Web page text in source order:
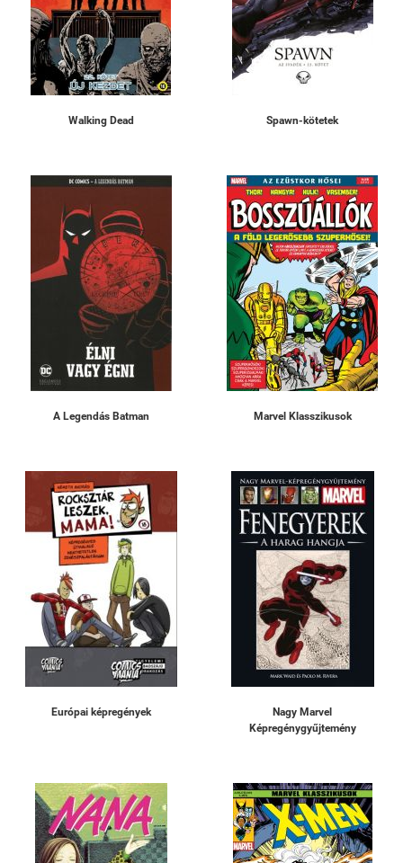
Walking Dead Spawn-kötetek
A Legendás Batman Marvel Klasszikusok
Európai képregények
Nagy Marvel
Képregénygyűjtemény